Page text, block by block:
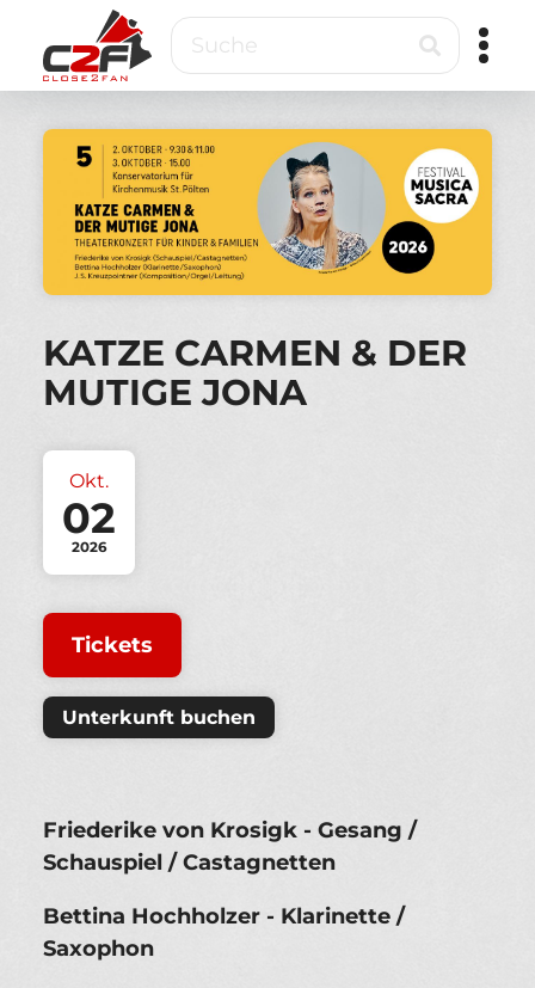
Inhalt
to
fan
VIP
ticketing
Suche
KATZE CARMEN & DER
MUTIGE JONA
Okt.
02
2026
Tickets
Unterkunft buchen
Friederike von Krosigk - Gesang /
Schauspiel / Castagnetten
Bettina Hochholzer - Klarinette /
Saxophon